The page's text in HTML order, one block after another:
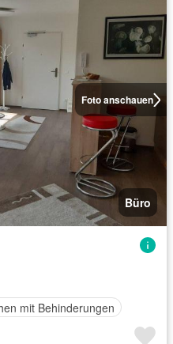
Foto anschauen
Büro
mit Behinderungen